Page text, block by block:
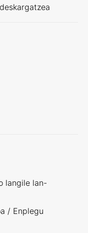
langile lan-
/ Enplegu